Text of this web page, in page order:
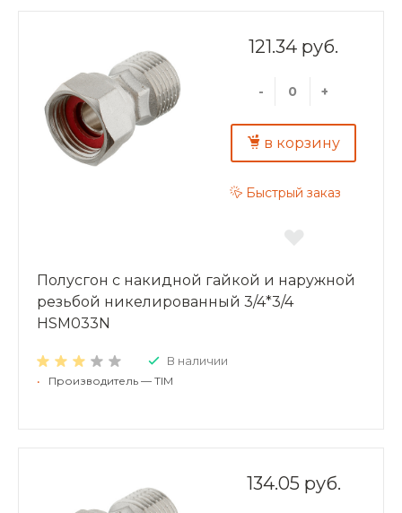
121.34 руб.
- +
в корзину
Быстрый заказ
Полусгон с накидной гайкой и наружной
резьбой никелированный 3/4*3/4
HSM033N
В наличии
• Производитель — TIM
134.05 руб.